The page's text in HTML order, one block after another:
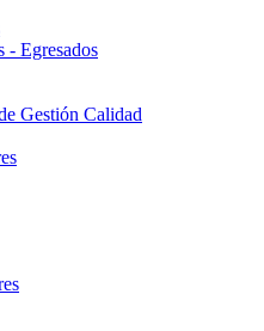
- Egresados
Gestión Calidad